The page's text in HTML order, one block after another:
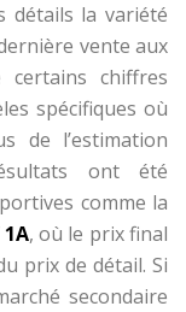
détails la variété
vente aux
chiffres
spécifiques où
de l’estimation
ont été
comme la
, où le prix final
prix de détail. Si
secondaire